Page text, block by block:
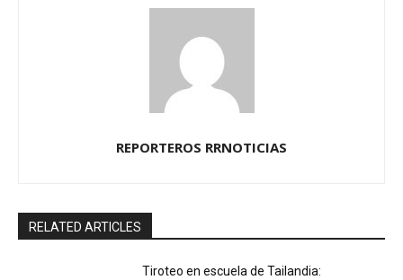
REPORTEROS RRNOTICIAS
RELATED ARTICLES
Tiroteo en escuela de Tailandia: